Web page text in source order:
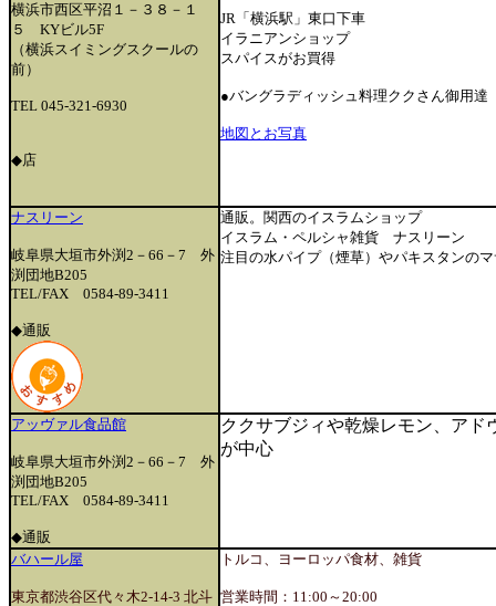
横浜市西区平沼１－３８－１
５ KYビル5F
（横浜スイミングスクールの
前）
TEL 045-321-6930
◆店
JR「横浜駅」東口下車
イラニアンショップ
スパイスがお買得
●バングラディッシュ料理ククさん御用達
地図とお写真
ナスリーン
岐阜県大垣市外渕2－66－7 外
渕団地B205
TEL/FAX 0584-89-3411
◆通販
通販。関西のイスラムショップ
イスラム・ペルシャ雑貨 ナスリーン
注目の水パイプ（煙草）やパキスタンの
アッヴァル食品館
岐阜県大垣市外渕2－66－7 外
渕団地B205
TEL/FAX 0584-89-3411
◆通販
ククサブジィや乾燥レモン、アド
が中心
バハール屋
東京都渋谷区代々木2-14-3 北斗
トルコ、ヨーロッパ食材、雑貨
営業時間：11:00～20:00